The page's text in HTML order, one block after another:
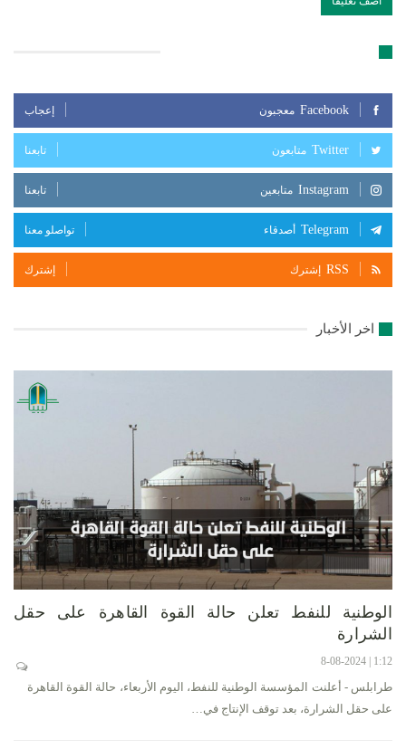
Facebook معجبون إعجاب
Twitter متابعون تابعنا
Instagram متابعين تابعنا
Telegram أصدقاء تواصلو معنا
RSS إشترك إشترك
اخر الأخبار
الوطنية للنفط تعلن حالة القوة القاهرة على حقل
الشرارة
1:12 | 8-08-2024
طرابلس - أعلنت المؤسسة الوطنية للنفط، اليوم الأربعاء، حالة القوة القاهرة
على حقل الشرارة، بعد توقف الإنتاج في…